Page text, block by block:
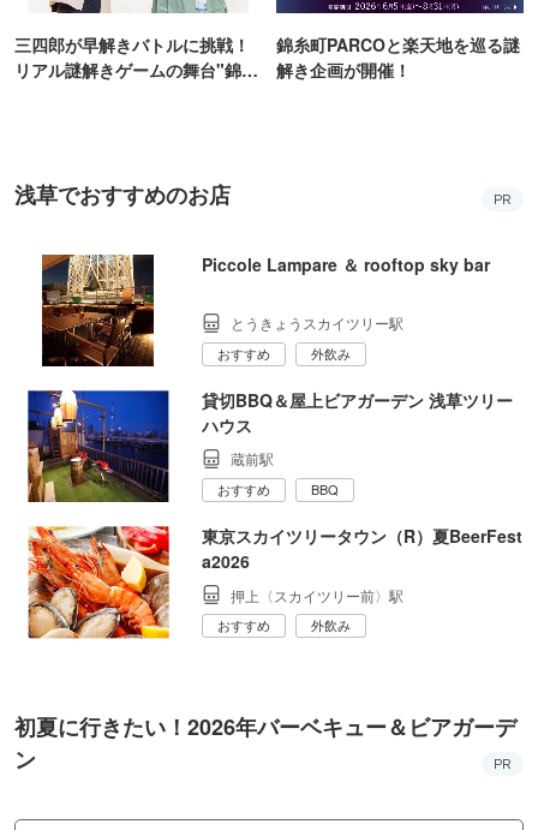
三四郎が早解きバトルに挑戦！
リアル謎解きゲームの舞台"錦糸
錦糸町PARCOと楽天地を巡る謎
解き企画が開催！
浅草でおすすめのお店 PR
Piccole Lampare ＆ rooftop sky bar
とうきょうスカイツリー駅
おすすめ 外飲み
貸切BBQ＆屋上ビアガーデン 浅草ツリー
ハウス
蔵前駅
おすすめ BBQ
東京スカイツリータウン（R）夏BeerFest
a2026
押上〈スカイツリー前〉駅
おすすめ 外飲み
初夏に行きたい！2026年バーベキュー＆ビアガーデ
ン
PR